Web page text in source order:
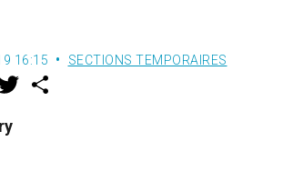
16:15 SECTIONS TEMPORAIRES
w